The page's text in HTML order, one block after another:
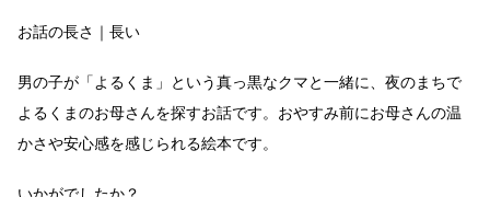
お話の長さ｜長い
男の子が「よるくま」という真っ黒なクマと一緒に、夜のまちで
よるくまのお母さんを探すお話です。おやすみ前にお母さんの温
かさや安心感を感じられる絵本です。